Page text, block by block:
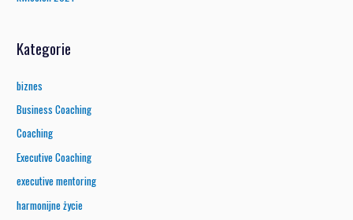
Kategorie
biznes
Business Coaching
Coaching
Executive Coaching
executive mentoring
harmonijne życie